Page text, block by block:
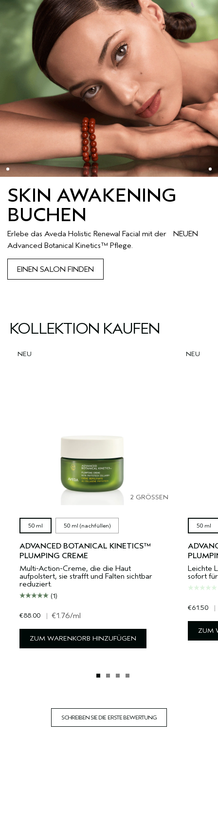
SKIN AWAKENING
BUCHEN
Erlebe das Aveda Holistic Renewal Facial mit der NEUEN
Advanced Botanical Kinetics™ Pflege.
EINEN SALON FINDEN
KOLLEKTION KAUFEN
NEU
2 GRÖSSEN
50 ml 50 ml (nachfüllen)
ADVANCED BOTANICAL KINETICS™
PLUMPING CREME
Multi-Action-Creme, die die Haut
aufpolstert, sie strafft und Falten sichtbar
reduziert.
(1)
€88.00 | €1.76/ml
ZUM WARENKORB HINZUFÜGEN
NEU
50 ml
Leichte
sofort
€61.50 |
ZUM
SCHREIBEN SIE DIE ERSTE BEWERTUNG